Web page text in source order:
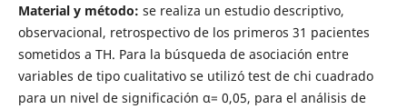
Material y método: se realiza un estudio descriptivo,
observacional, retrospectivo de los primeros 31 pacientes
sometidos a TH. Para la búsqueda de asociación entre
variables de tipo cualitativo se utilizó test de chi cuadrado
para un nivel de significación α= 0,05, para el análisis de